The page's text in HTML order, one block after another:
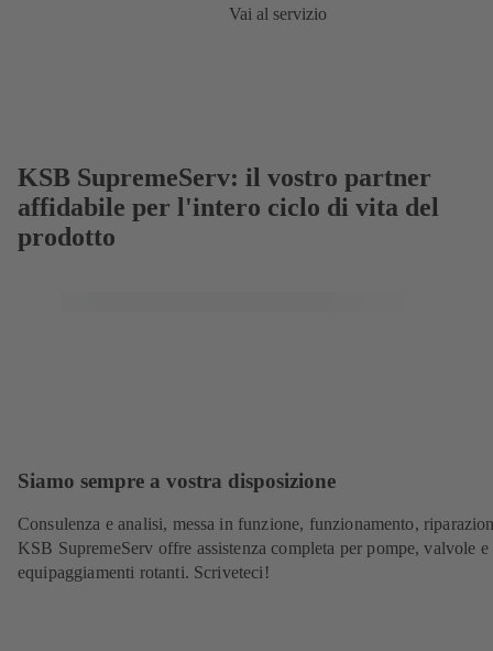
Vai al servizio
KSB SupremeServ: il vostro partner
affidabile per l'intero ciclo di vita del
prodotto
Siamo sempre a vostra disposizione
Consulenza e analisi, messa in funzione, funzionamento,
KSB SupremeServ offre assistenza completa per pompe, valvole
equipaggiamenti rotanti. Scriveteci!